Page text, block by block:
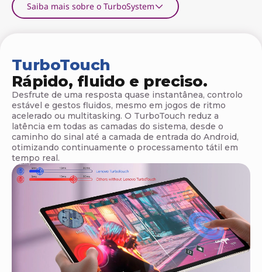
Saiba mais sobre o TurboSystem
TurboTouch
Rápido, fluido e preciso.
Desfrute de uma resposta quase instantânea, controlo
estável e gestos fluidos, mesmo em jogos de ritmo
acelerado ou multitasking. O TurboTouch reduz a
latência em todas as camadas do sistema, desde o
caminho do sinal até a camada de entrada do Android,
otimizando continuamente o processamento tátil em
tempo real.